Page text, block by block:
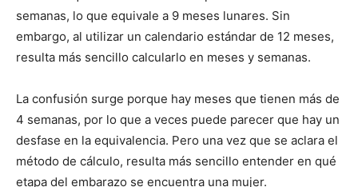
semanas, lo que equivale a 9 meses lunares. Sin
embargo, al utilizar un calendario estándar de 12 meses,
resulta más sencillo calcularlo en meses y semanas.
La confusión surge porque hay meses que tienen más de
4 semanas, por lo que a veces puede parecer que hay un
desfase en la equivalencia. Pero una vez que se aclara el
método de cálculo, resulta más sencillo entender en qué
etapa del embarazo se encuentra una mujer.